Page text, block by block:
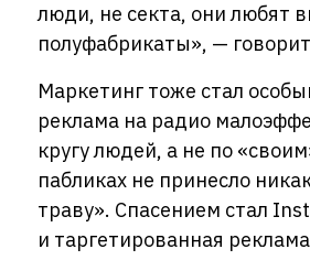
люди, не секта, они любят
полуфабрикаты», —
Маркетинг тоже стал
реклама на радио
кругу людей, а не по
пабликах не принесло
траву». Спасением стал
и таргетированная